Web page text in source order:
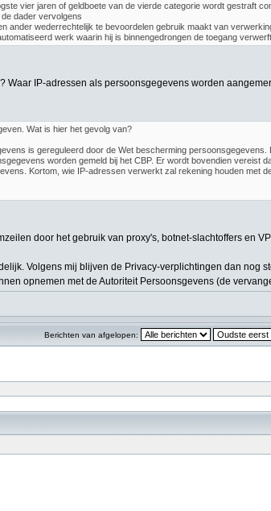
vier jaren of geldboete van de vierde categorie wordt gestraft
dader vervolgens
ander wederrechtelijk te bevoordelen gebruik maakt van
werk waarin hij is binnengedrongen de toegang
Waar IP-adressen als persoonsgegevens worden
Wat is hier het gevolg van?
is gereguleerd door de Wet bescherming
worden gemeld bij het CBP. Er wordt bovendien vereist
Kortom, wie IP-adressen verwerkt zal rekening houden met
door het gebruik van proxy's, botnet-slachtoffers en
Volgens mij blijven de Privacy-verplichtingen dan
opnemen met de Autoriteit Persoonsgevens (de
Berichten van afgelopen: